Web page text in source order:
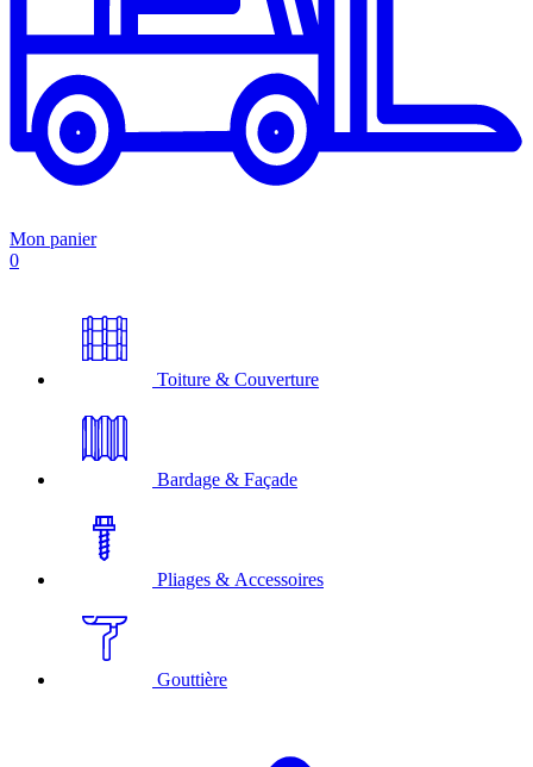
Mon panier
0
Toiture & Couverture
Bardage & Façade
Pliages & Accessoires
Gouttière